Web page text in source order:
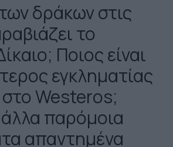
δράκων στις
το
Ποιος είναι
εγκληματίας
Westeros;
παρόμοια
απαντημένα